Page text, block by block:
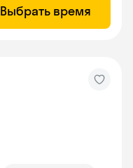
Выбрать время